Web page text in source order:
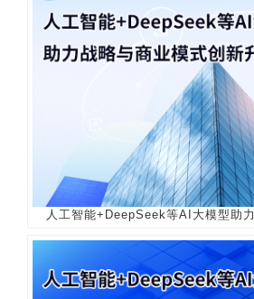
人工智能+DeepSeek等AI大模型助力